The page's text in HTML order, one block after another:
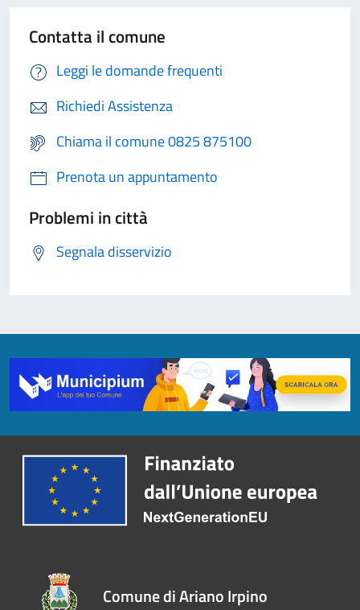
Contatta il comune
Leggi le domande frequenti
Richiedi Assistenza
Chiama il comune 0825 875100
Prenota un appuntamento
Problemi in città
Segnala disservizio
Comune di Ariano Irpino